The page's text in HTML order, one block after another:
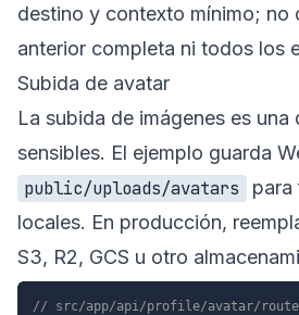
destino y contexto mínimo; no
anterior completa ni todos los
Subida de avatar
La subida de imágenes es una
sensibles. El ejemplo guarda
public/uploads/avatars
para
locales. En producción,
S3, R2, GCS u otro
// src/app/api/profile/avatar/